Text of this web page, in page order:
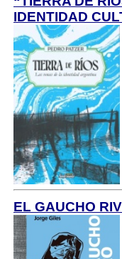
IDENTIDAD
EL GAUCHO